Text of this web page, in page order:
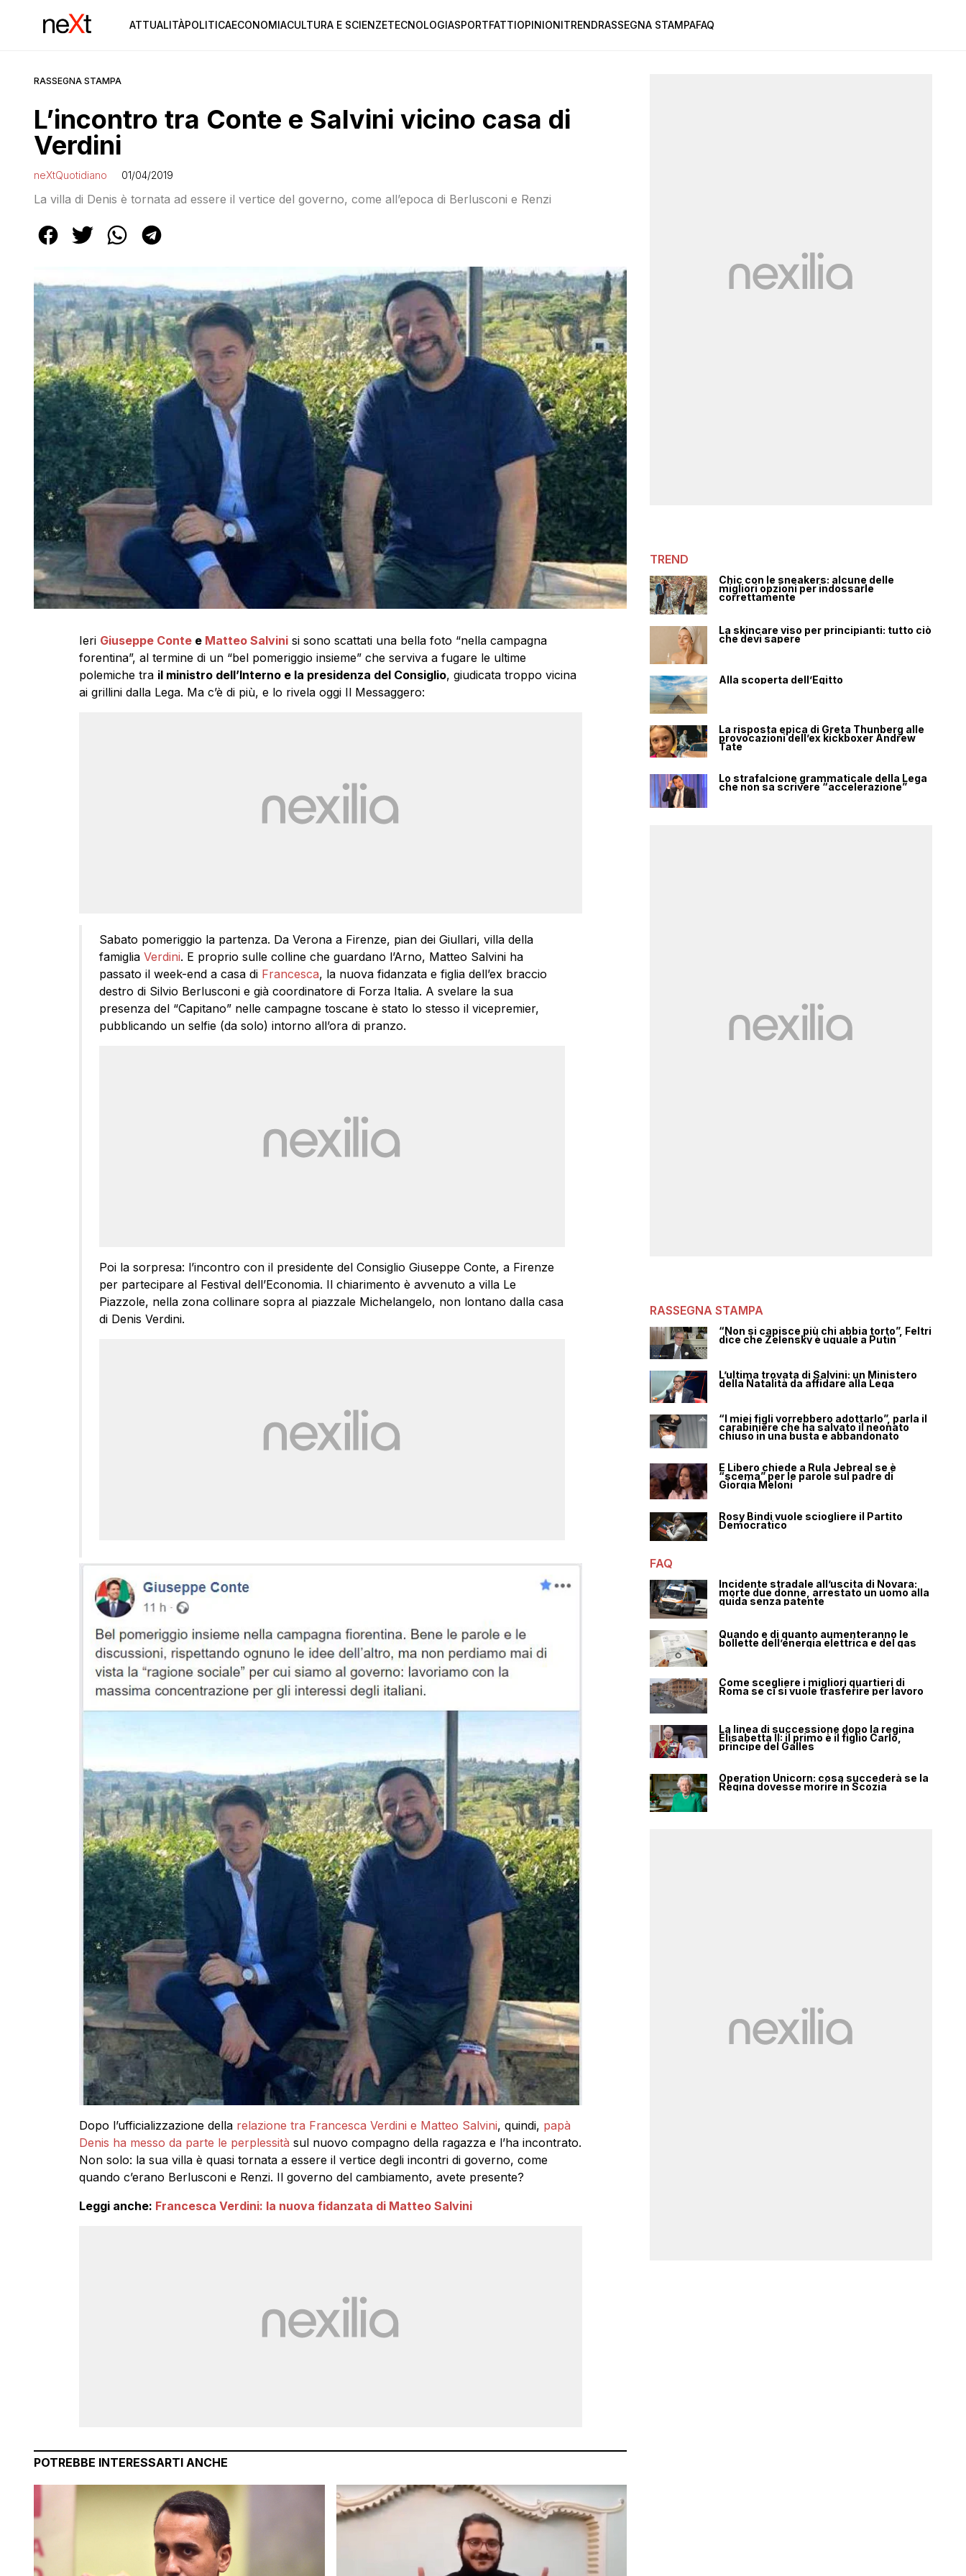
ATTUALITÀPOLITICAECONOMIACULTURA E SCIENZETECNOLOGIASPORTFATTIOPINIONITRENDRASSEGNA STAMPAFAQ
RASSEGNA STAMPA
L’incontro tra Conte e Salvini vicino casa di
Verdini
neXtQuotidiano 01/04/2019
La villa di Denis è tornata ad essere il vertice del governo, come all’epoca di Berlusconi e Renzi
Ieri Giuseppe Contee Matteo Salvinisi sono scattati una bella foto “nella campagna
forentina”, al termine di un “bel pomeriggio insieme” che serviva a fugare le ultime
polemiche tra il ministro dell’Interno e la presidenza del Consiglio, giudicata troppo vicina
ai grillini dalla Lega. Ma c’è di più, e lo rivela oggi Il Messaggero:
Sabato pomeriggio la partenza. Da Verona a Firenze, pian dei Giullari, villa della
famiglia Verdini. E proprio sulle colline che guardano l’Arno, Matteo Salvini ha
passato il week-end a casa di Francesca, la nuova fidanzata e figlia dell’ex braccio
destro di Silvio Berlusconi e già coordinatore di Forza Italia. A svelare la sua
presenza del “Capitano” nelle campagne toscane è stato lo stesso il vicepremier,
pubblicando un selfie (da solo) intorno all’ora di pranzo.
Poi la sorpresa: l’incontro con il presidente del Consiglio Giuseppe Conte, a Firenze
per partecipare al Festival dell’Economia. Il chiarimento è avvenuto a villa Le
Piazzole, nella zona collinare sopra al piazzale Michelangelo, non lontano dalla casa
di Denis Verdini.
Dopo l’ufficializzazione della relazione tra Francesca Verdini e Matteo Salvini, quindi, papà
Denis ha messo da parte le perplessità sul nuovo compagno della ragazza e l’ha incontrato.
Non solo: la sua villa è quasi tornata a essere il vertice degli incontri di governo, come
quando c’erano Berlusconi e Renzi. Il governo del cambiamento, avete presente?
Leggi anche: Francesca Verdini: la nuova fidanzata di Matteo Salvini
POTREBBE INTERESSARTI ANCHE
TREND
Chic con le sneakers: alcune delle
migliori opzioni per indossarle
correttamente
La skincare viso per principianti: tutto ciò
che devi sapere
Alla scoperta dell’Egitto
La risposta epica di Greta Thunberg alle
provocazioni dell’ex kickboxer Andrew
Tate
Lo strafalcione grammaticale della Lega
che non sa scrivere “accelerazione”
RASSEGNA STAMPA
“Non si capisce più chi abbia torto”, Feltri
dice che Zelensky è uguale a Putin
L’ultima trovata di Salvini: un Ministero
della Natalità da affidare alla Lega
“I miei figli vorrebbero adottarlo”, parla il
carabiniere che ha salvato il neonato
chiuso in una busta e abbandonato
E Libero chiede a Rula Jebreal se è
“scema” per le parole sul padre di
Giorgia Meloni
Rosy Bindi vuole sciogliere il Partito
Democratico
FAQ
Incidente stradale all’uscita di Novara:
morte due donne, arrestato un uomo alla
guida senza patente
Quando e di quanto aumenteranno le
bollette dell’energia elettrica e del gas
Come scegliere i migliori quartieri di
Roma se ci si vuole trasferire per lavoro
La linea di successione dopo la regina
Elisabetta II: il primo è il figlio Carlo,
principe del Galles
Operation Unicorn: cosa succederà se la
Regina dovesse morire in Scozia